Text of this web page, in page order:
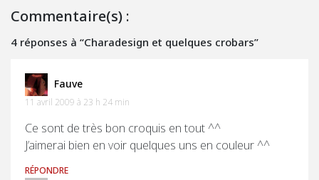
Commentaire(s) :
4 réponses à “Charadesign et quelques crobars”
Fauve
11 avril 2009 à 23 h 24 min
Ce sont de très bon croquis en tout ^^
J’aimerai bien en voir quelques uns en couleur ^^
RÉPONDRE